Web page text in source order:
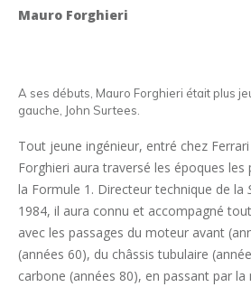
Mauro Forghieri
A ses débuts, Mauro Forghieri était plus
gauche, John Surtees.
Tout jeune ingénieur, entré chez
Forghieri aura traversé les époques les
la Formule 1. Directeur technique de la
1984, il aura connu et accompagné
avec les passages du moteur avant
(années 60), du châssis tubulaire
carbone (années 80), en passant par